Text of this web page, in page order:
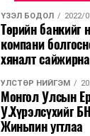
ҮЗЭЛ БОДОЛ 2022/
Төрийн банкийг
компани
хяналт
УЛСТӨР НИЙГЭМ
Монгол Улсын
У.Хүрэлсүхийг
Жиньпин угтлаа